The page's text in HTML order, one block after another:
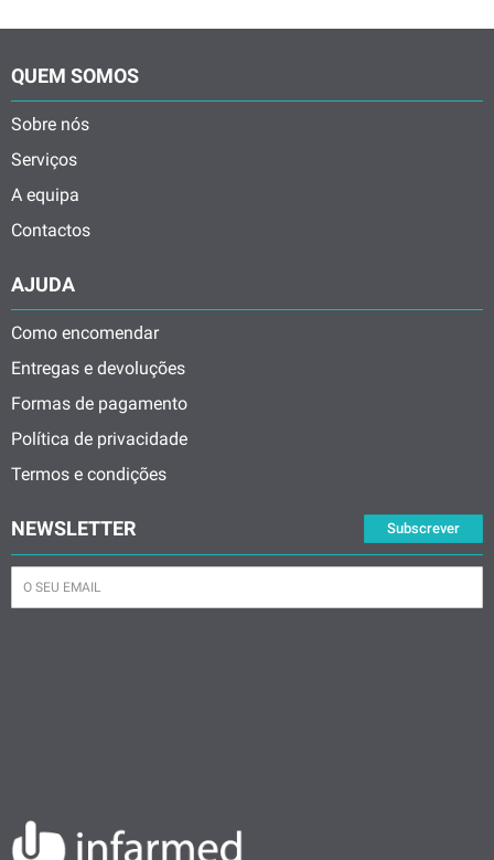
QUEM SOMOS
Sobre nós
Serviços
A equipa
Contactos
AJUDA
Como encomendar
Entregas e devoluções
Formas de pagamento
Política de privacidade
Termos e condições
Subscrever
NEWSLETTER